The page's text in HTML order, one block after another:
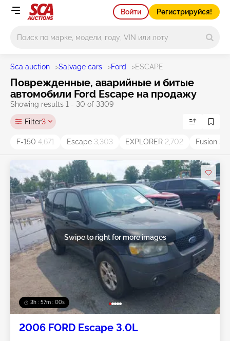
Войти Регистрируйся!
Sca auction >Salvage cars >Ford >ESCAPE
Поврежденные, аварийные и битые
автомобили Ford Escape на продажу
Showing results 1 - 30 of 3309
Filter3
F-150 4,671 Escape 3,303 EXPLORER 2,702 Fusion
3h : 56m : 57s
Swipe to right for more images
2006 FORD Escape 3.0L